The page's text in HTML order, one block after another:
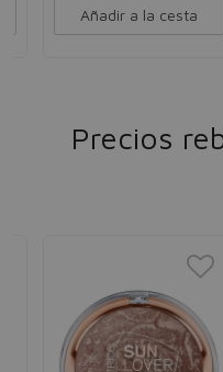
Añadir a la cesta
Precios